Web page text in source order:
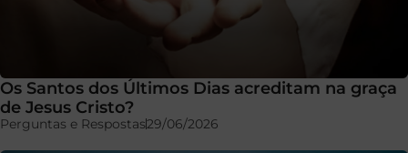
Os Santos dos Últimos Dias acreditam na graça
de Jesus Cristo?
Perguntas e Respostas29/06/2026